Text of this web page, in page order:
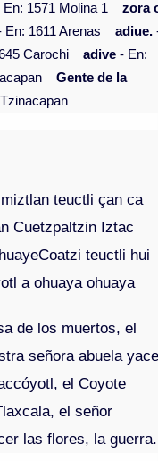
En: 1571 Molina 1
zora
En: 1611 Arenas adiue.
Carochi adive - En:
Gente de la
teuctli çan ca
Cuetzpaltzin Iztac
teuctli hui
a ohuaya ohuaya
de los muertos, el
señora abuela
el Coyote
el señor
las flores, la guerra.